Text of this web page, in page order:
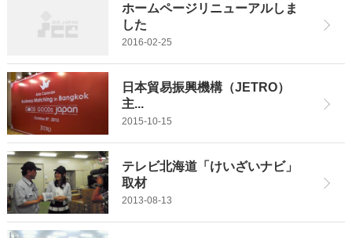
ホームページリニューアルしま
した
2016-02-25
日本貿易振興機構（JETRO）
主...
2015-10-15
テレビ北海道「けいざいナビ」
取材
2013-08-13